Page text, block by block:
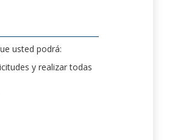
usted podrá:
y realizar todas